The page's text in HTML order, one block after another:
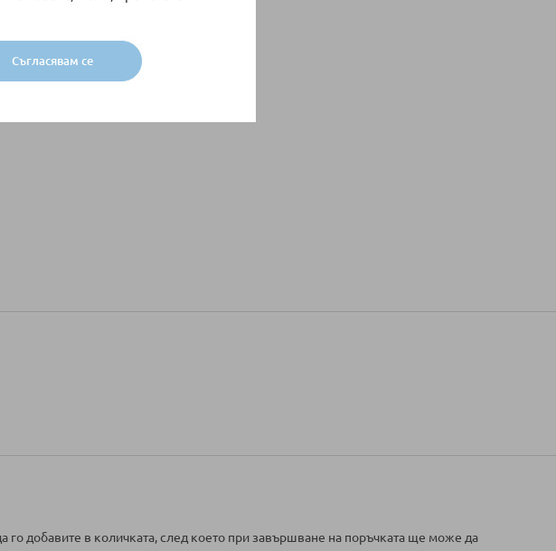
Съгласявам се
добавите в количката, след което при завършване на поръчката ще може да